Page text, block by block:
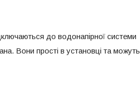
до водонапірної системи
Вони прості в установці та можуть